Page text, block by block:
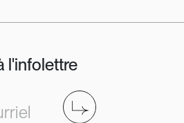
l'infolettre
Envoyer